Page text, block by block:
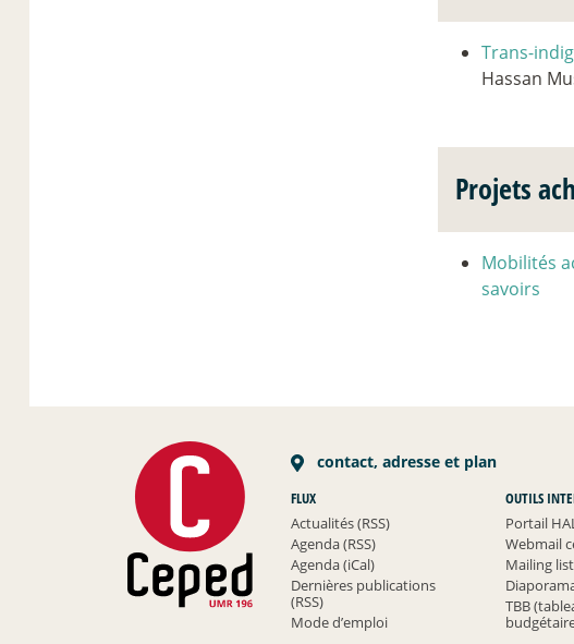
Trans-
Hassan
Projets
Mobilités
savoirs
contact, adresse et plan
FLUX
Actualités (RSS)
Agenda (RSS)
Agenda (iCal)
Dernières publications
(RSS)
Mode d’emploi
OUTILS
Portail
Webmail
Mailing
TBB